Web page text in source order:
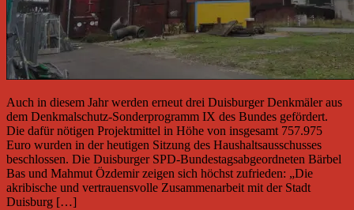
Auch in diesem Jahr werden erneut drei Duisburger Denkmäler aus
dem Denkmalschutz-Sonderprogramm IX des Bundes gefördert.
Die dafür nötigen Projektmittel in Höhe von insgesamt 757.975
Euro wurden in der heutigen Sitzung des Haushaltsausschusses
beschlossen. Die Duisburger SPD-Bundestagsabgeordneten Bärbel
Bas und Mahmut Özdemir zeigen sich höchst zufrieden: „Die
akribische und vertrauensvolle Zusammenarbeit mit der Stadt
Duisburg […]